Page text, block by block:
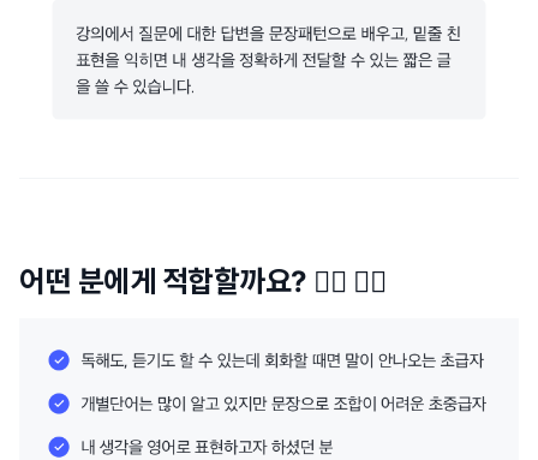
어떤 분에게 적합할까요? 🙋‍♀️ 🙋‍♂️